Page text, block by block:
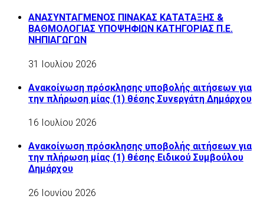
ΑΝΑΣΥΝΤΑΓΜΕΝΟΣ ΠΙΝΑΚΑΣ ΚΑΤΑΤΑΞΗΣ &
ΒΑΘΜΟΛΟΓΙΑΣ ΥΠΟΨΗΦΙΩΝ ΚΑΤΗΓΟΡΙΑΣ Π.Ε.
ΝΗΠΙΑΓΩΓΩΝ
31 Ιουλίου 2026
Ανακοίνωση πρόσκλησης υποβολής αιτήσεων για
την πλήρωση μίας (1) θέσης Συνεργάτη Δημάρχου
16 Ιουλίου 2026
Ανακοίνωση πρόσκλησης υποβολής αιτήσεων για
την πλήρωση μίας (1) θέσης Ειδικού Συμβούλου
Δημάρχου
26 Ιουνίου 2026